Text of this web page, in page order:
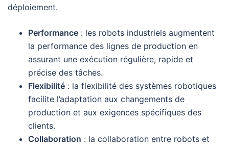
déploiement.
Performance : les robots industriels augmentent
la performance des lignes de production en
assurant une exécution régulière, rapide et
précise des tâches.
Flexibilité : la flexibilité des systèmes robotiques
facilite l’adaptation aux changements de
production et aux exigences spécifiques des
clients.
Collaboration : la collaboration entre robots et